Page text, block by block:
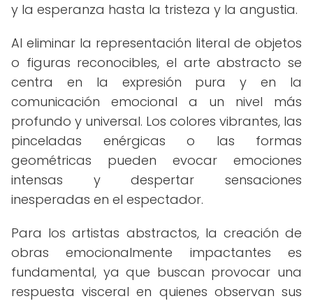
y la esperanza hasta la tristeza y la angustia.
Al eliminar la representación literal de objetos
o figuras reconocibles, el arte abstracto se
centra en la expresión pura y en la
comunicación emocional a un nivel más
profundo y universal. Los colores vibrantes, las
pinceladas enérgicas o las formas
geométricas pueden evocar emociones
intensas y despertar sensaciones
inesperadas en el espectador.
Para los artistas abstractos, la creación de
obras emocionalmente impactantes es
fundamental, ya que buscan provocar una
respuesta visceral en quienes observan sus